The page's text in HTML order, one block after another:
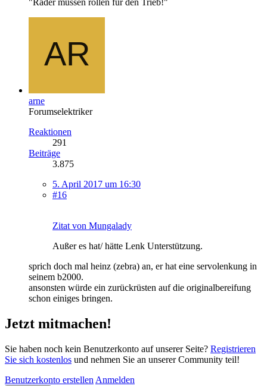
arne
Forumselektriker
Reaktionen
291
Beiträge
3.875
5. April 2017 um 16:30
#16
Zitat von Mungalady
Außer es hat/ hätte Lenk Unterstützung.
sprich doch mal heinz (zebra) an, er hat eine servolenkung in
seinem b2000.
ansonsten würde ein zurückrüsten auf die originalbereifung
schon einiges bringen.
Jetzt mitmachen!
Sie haben noch kein Benutzerkonto auf unserer Seite? Registrieren
Sie sich kostenlos und nehmen Sie an unserer Community teil!
Benutzerkonto erstellen Anmelden